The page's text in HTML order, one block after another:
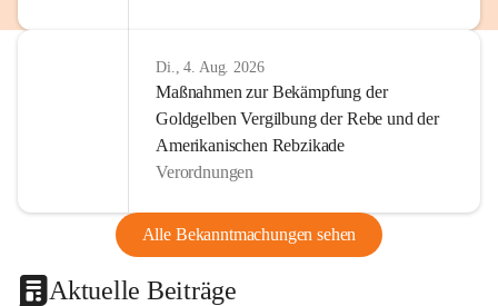
Di., 4. Aug. 2026
Maßnahmen zur Bekämpfung der
Goldgelben Vergilbung der Rebe und der
Amerikanischen Rebzikade
Verordnungen
Alle Bekanntmachungen sehen
Aktuelle Beiträge